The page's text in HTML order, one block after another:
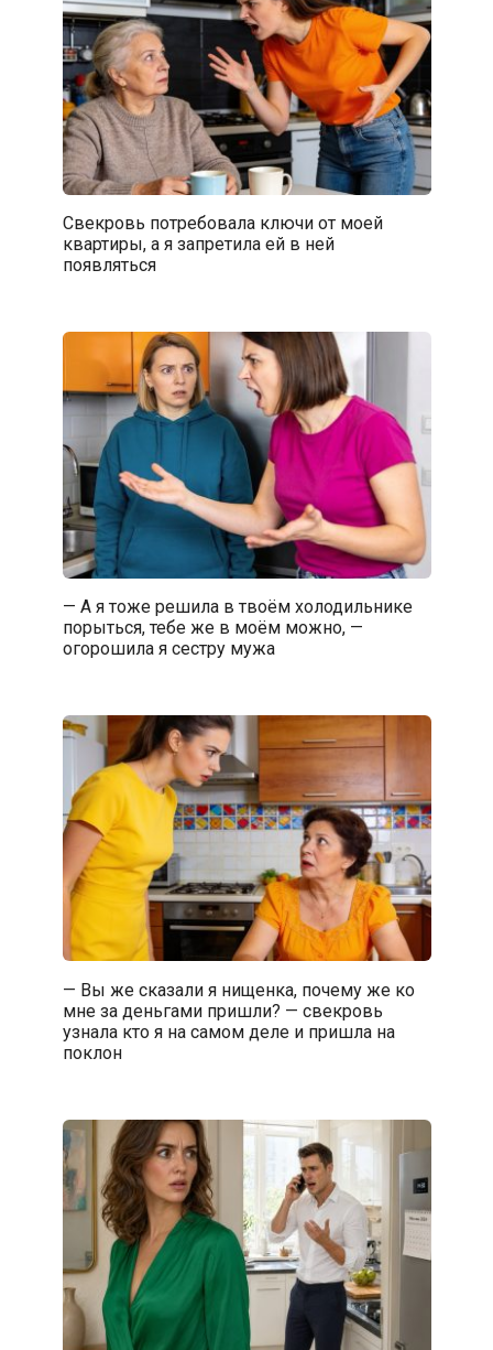
Свекровь потребовала ключи от моей
квартиры, а я запретила ей в ней
появляться
— А я тоже решила в твоём холодильнике
порыться, тебе же в моём можно, —
огорошила я сестру мужа
— Вы же сказали я нищенка, почему же ко
мне за деньгами пришли? — свекровь
узнала кто я на самом деле и пришла на
поклон